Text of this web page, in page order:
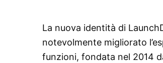
La nuova identità di
notevolmente migliorato
funzioni, fondata nel 2014